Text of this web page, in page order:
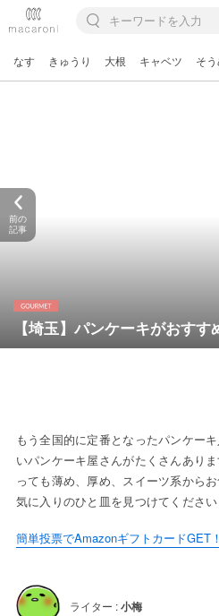
なす きゅうり 大根 キャベツ そ
【埼玉】パンケーキがおす
前の
記事
もう全国的に定番となったパンケー
いパンケーキ屋さんがたくさんあり
っても薄め、厚め、スイーツ系から
気に入りのひと皿を見つけてくださ
簡単投票でAmazonギフトカードGET！
ライター :小梅